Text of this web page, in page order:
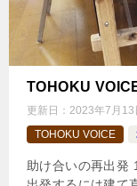
TOHOKU
更新日： 2023年7月13
TOHOKU VOICE
助け合いの再出発